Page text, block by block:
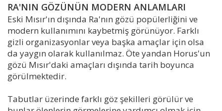
RA'NIN GÖZÜNÜN MODERN ANLAMLARI
Eski Mısır'ın dışında Ra'nın gözü popülerliğini ve
modern kullanımını kaybetmiş görünüyor. Farklı
gizli organizasyonlar veya başka amaçlar için olsa
da yaygın olarak kullanılmaz. Öte yandan Horus'un
gözü Mısır'daki amaçları dışında tarih boyunca
görülmektedir.
Tabutlar üzerinde farklı göz şekilleri görülür ve